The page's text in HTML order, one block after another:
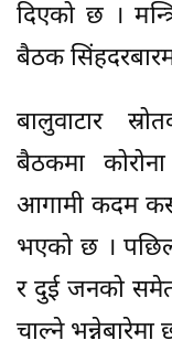
दिएको छ ।
बैठक
बालुवाटार
बैठकमा
आगामी कदम
भएको छ ।
र दुई जनको
चाल्ने